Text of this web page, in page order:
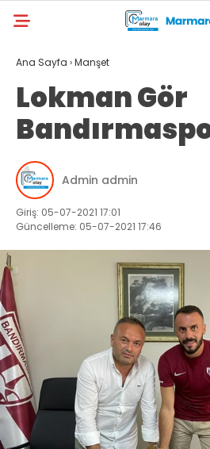
Ana Sayfa ›Manşet
Lokman Gör
Admin admin
Giriş: 05-07-2021 17:01
Güncelleme: 05-07-2021 17:46